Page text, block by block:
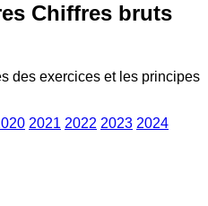
Chiffres bruts
des exercices et les principes
2021 2022 2023 2024